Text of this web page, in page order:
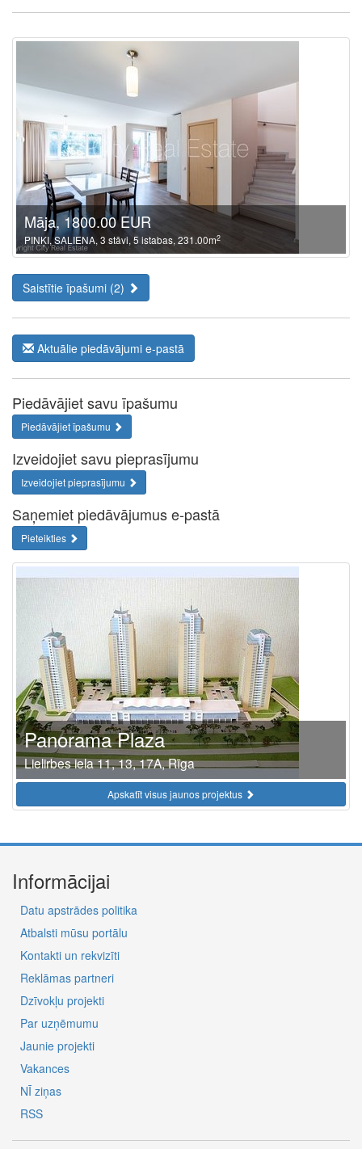
Māja, 1800.00 EUR
PINĶI, SALIENA, 3 stāvi, 5 istabas, 231.00m2
Saistītie īpašumi (2)
Aktuālie piedāvājumi e-pastā
Piedāvājiet savu īpašumu
Piedāvājiet īpašumu
Izveidojiet savu pieprasījumu
Izveidojiet pieprasījumu
Saņemiet piedāvājumus e-pastā
Pieteikties
Panorama Plaza
Lielirbes iela 11, 13, 17A, Rīga
Apskatīt visus jaunos projektus
Informācijai
Datu apstrādes politika
Atbalsti mūsu portālu
Kontakti un rekvizīti
Reklāmas partneri
Dzīvokļu projekti
Par uzņēmumu
Jaunie projekti
Vakances
NĪ ziņas
RSS